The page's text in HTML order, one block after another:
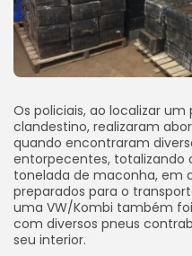
Os policiais, ao localizar um
clandestino, realizaram
quando encontraram
entorpecentes, totalizando
tonelada de maconha, em
preparados para o
uma VW/Kombi também
com diversos pneus
seu interior.